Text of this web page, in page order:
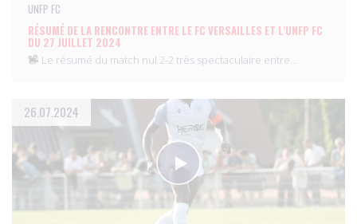
UNFP FC
RÉSUMÉ DE LA RENCONTRE ENTRE LE FC VERSAILLES ET L'UNFP FC
DU 27 JUILLET 2024
Le résumé du match nul 2-2 très spectaculaire entre…
26.07.2024